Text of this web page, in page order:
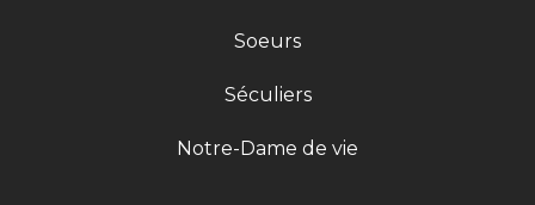
Soeurs
Séculiers
Notre-Dame de vie